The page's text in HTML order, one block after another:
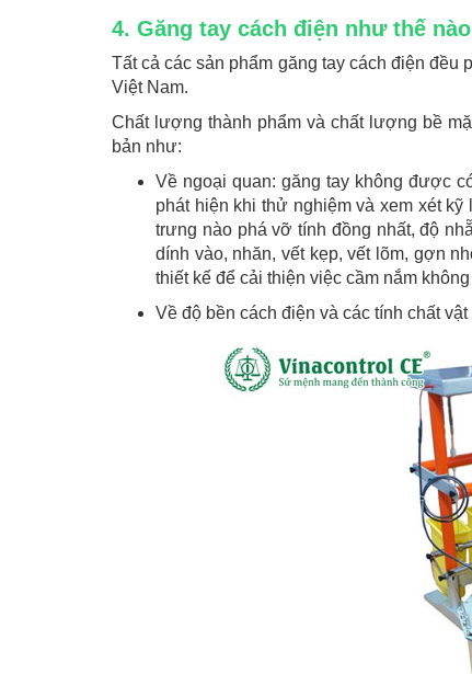
4. Găng tay cách điện như thế
Tất cả các sản phẩm găng tay cách điện đều
Việt Nam.
Chất lượng thành phẩm và chất lượng bề
bản như:
Về ngoại quan: găng tay không được
phát hiện khi thử nghiệm và xem xét
trưng nào phá vỡ tính đồng nhất, độ
dính vào, nhăn, vết kẹp, vết lõm, gợn
thiết kế để cải thiện việc cầm nắm
Về độ bền cách điện và các tính chất